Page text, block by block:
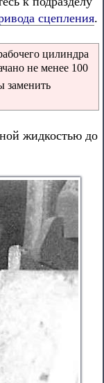
сцепления.
цилиндра
не менее 100
заменить
жидкостью до